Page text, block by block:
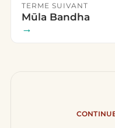
TERME SUIVANT
Mūla Bandha
→